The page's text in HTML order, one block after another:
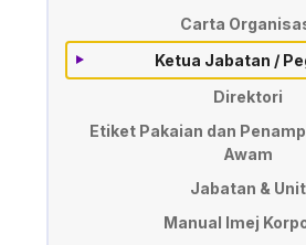
Carta
Ketua Jabatan /
Direktori
Etiket Pakaian dan
Awam
Jabatan & Unit
Manual Imej